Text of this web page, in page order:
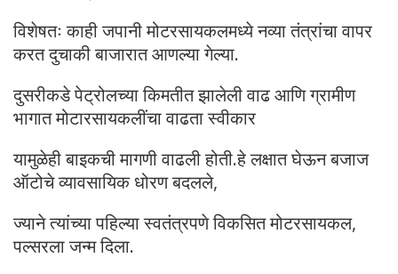
विशेषतः काही जपानी मोटरसायकलमध्ये नव्या तंत्रांचा वापर
करत दुचाकी बाजारात आणल्या गेल्या.
दुसरीकडे पेट्रोलच्या किमतीत झालेली वाढ आणि ग्रामीण
भागात मोटारसायकलींचा वाढता स्वीकार
यामुळेही बाइकची मागणी वाढली होती.हे लक्षात घेऊन बजाज
ऑटोचे व्यावसायिक धोरण बदलले,
ज्याने त्यांच्या पहिल्या स्वतंत्रपणे विकसित मोटरसायकल,
पल्सरला जन्म दिला.